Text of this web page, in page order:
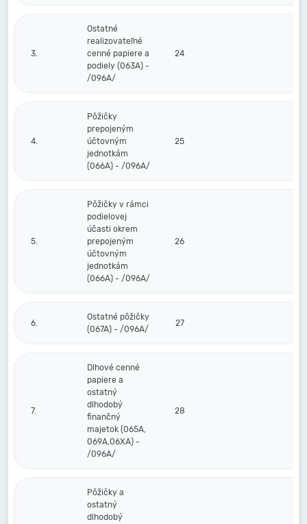
3.
Ostatné
realizovateľné
cenné papiere a
podiely (063A) -
/096A/
24
4.
Pôžičky
prepojeným
účtovným
jednotkám
(066A) - /096A/
25
5.
Pôžičky v rámci
podielovej
účasti okrem
prepojeným
účtovným
jednotkám
(066A) - /096A/
26
6.
Ostatné pôžičky
(067A) - /096A/
27
7.
Dlhové cenné
papiere a
ostatný
dlhodobý
finančný
majetok (065A,
069A,06XA) -
/096A/
28
Pôžičky a
ostatný
dlhodobý